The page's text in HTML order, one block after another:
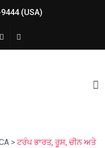
(USA)
> ਟਰੰਪ ਭਾਰਤ, ਰੂਸ, ਚੀਨ ਅਤੇ